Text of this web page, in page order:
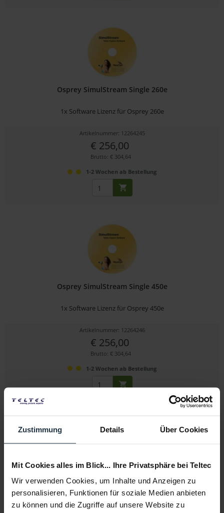
Zustimmung Details Über Cookies
Mit Cookies alles im Blick... Ihre Privatsphäre bei Teltec
Wir verwenden Cookies, um Inhalte und Anzeigen zu
personalisieren, Funktionen für soziale Medien anbieten
zu können und die Zugriffe auf unsere Website zu
Osprey SimulStream Single 260e
1x Software Lizenz für Osprey 260e
Artikelnummer: 12264245
€ 256,00
Brutto: € 304,64
1-2 Wochen ab Bestellung
Osprey SimulStream Single 450e
1x Software Lizenz für Osprey 450e
Artikelnummer: 12264246
€ 256,00
Brutto: € 304,64
1-2 Wochen ab Bestellung
Osprey SimulStream Single 460e
1x Software Lizenz für Osprey 460e